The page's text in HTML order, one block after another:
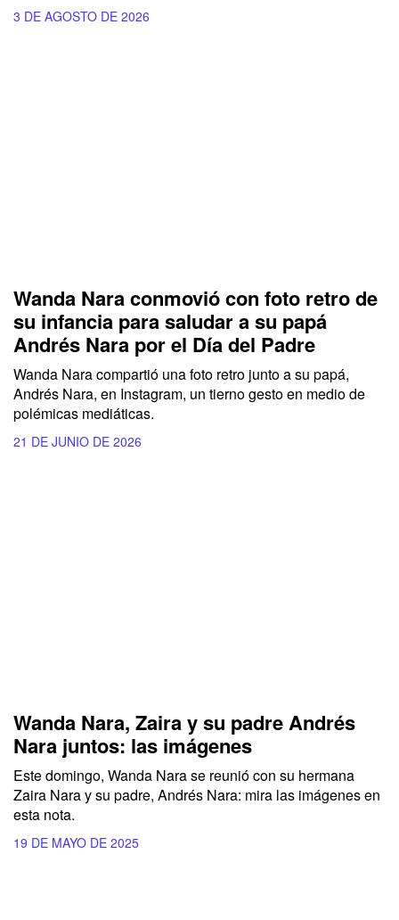
3 DE AGOSTO DE 2026
Wanda Nara conmovió con foto retro de
su infancia para saludar a su papá
Andrés Nara por el Día del Padre
Wanda Nara compartió una foto retro junto a su papá,
Andrés Nara, en Instagram, un tierno gesto en medio de
polémicas mediáticas.
21 DE JUNIO DE 2026
Wanda Nara, Zaira y su padre Andrés
Nara juntos: las imágenes
Este domingo, Wanda Narase reunió con su hermana
Zaira Naray su padre, Andrés Nara: mira las imágenes en
esta nota.
19 DE MAYO DE 2025